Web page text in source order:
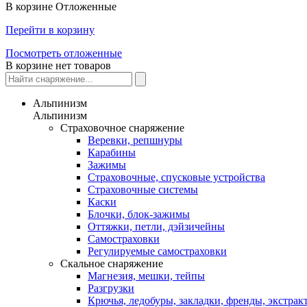
В корзине Отложенные
Перейти в корзину
Посмотреть отложенные
В корзине нет товаров
Альпинизм
Альпинизм
Страховочное снаряжение
Веревки, репшнуры
Карабины
Зажимы
Страховочные, спусковые устройства
Страховочные системы
Каски
Блочки, блок-зажимы
Оттяжки, петли, дэйзичейны
Самостраховки
Регулируемые самостраховки
Скальное снаряжение
Магнезия, мешки, тейпы
Разгрузки
Крючья, ледобуры, закладки, френды,